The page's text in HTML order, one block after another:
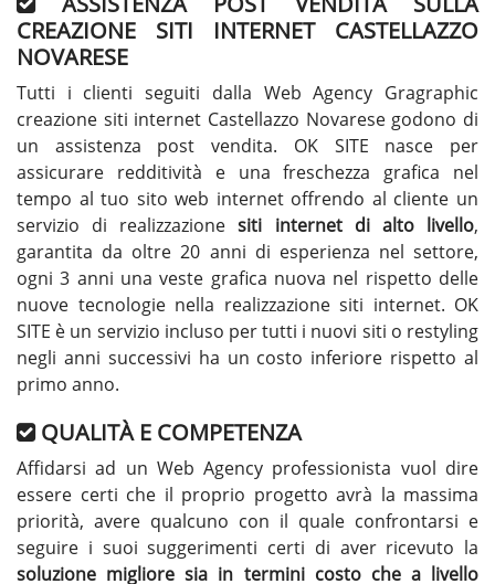
CREAZIONE SITI INTERNET CASTELLAZZO
NOVARESE
Tutti i clienti seguiti dalla Web Agency Gragraphic
creazione siti internet Castellazzo Novarese godono di
un assistenza post vendita. OK SITE nasce per
assicurare redditività e una freschezza grafica nel
tempo al tuo sito web internet offrendo al cliente un
servizio di realizzazionesiti internet di alto livello,
garantita da oltre 20 anni di esperienza nel settore,
ogni 3 anni una veste grafica nuova nel rispetto delle
nuove tecnologie nella realizzazione siti internet. OK
SITE è un servizio incluso per tutti i nuovi siti o restyling
negli anni successivi ha un costo inferiore rispetto al
primo anno.
QUALITÀ E COMPETENZA
Affidarsi ad un Web Agency professionista vuol dire
essere certi che il proprio progetto avrà la massima
priorità, avere qualcuno con il quale confrontarsi e
seguire i suoi suggerimenti certi di aver ricevuto la
soluzione migliore sia in termini costo che a livello